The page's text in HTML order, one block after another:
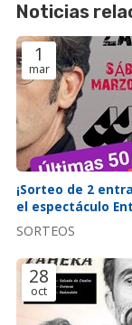
Noticias
1
mar
¡Sorteo de 2
el espectáculo
con Luís Zahera!
SORTEOS
28
oct